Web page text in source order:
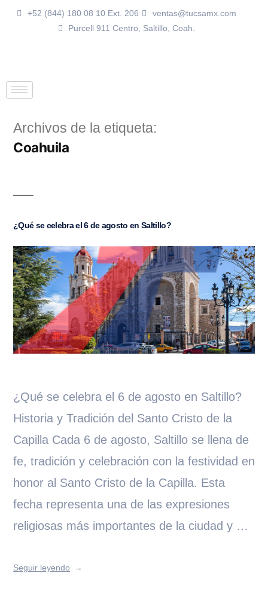
+52 (844) 180 08 10 Ext. 206
ventas@tucsamx.com
Purcell 911 Centro, Saltillo, Coah.
Archivos de la etiqueta:
Coahuila
¿Qué se celebra el 6 de agosto en Saltillo?
¿Qué se celebra el 6 de agosto en Saltillo?
Historia y Tradición del Santo Cristo de la
Capilla Cada 6 de agosto, Saltillo se llena de
fe, tradición y celebración con la festividad en
honor al Santo Cristo de la Capilla. Esta
fecha representa una de las expresiones
religiosas más importantes de la ciudad y …
Seguir leyendo